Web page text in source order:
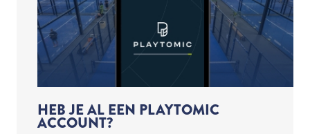
HEB JE AL EEN PLAYTOMIC
ACCOUNT?